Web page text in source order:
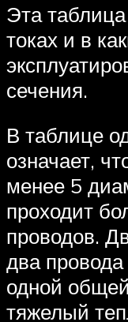
Эта
токах и в
сечения.
В таблице
означает,
менее 5
проходит
проводов.
два
одной
тяжелый